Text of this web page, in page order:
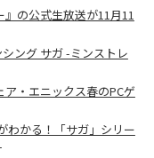
』の公式生放送が11月11
ング サガ -ミンストレ
・エニックス春のPCゲ
わかる！「サガ」シリー